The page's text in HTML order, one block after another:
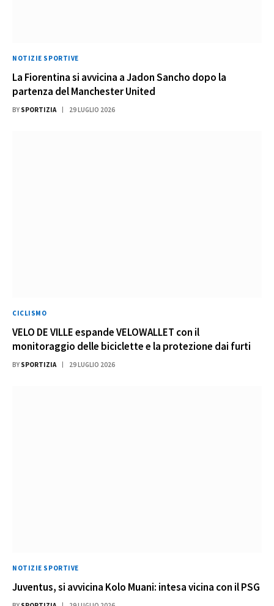
NOTIZIE SPORTIVE
La Fiorentina si avvicina a Jadon Sancho dopo la
partenza del Manchester United
BY SPORTIZIA 29 LUGLIO 2026
CICLISMO
VELO DE VILLE espande VELOWALLET con il
monitoraggio delle biciclette e la protezione dai furti
BY SPORTIZIA 29 LUGLIO 2026
NOTIZIE SPORTIVE
Juventus, si avvicina Kolo Muani: intesa vicina con il PSG